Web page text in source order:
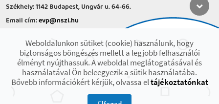
Székhely: 1142 Budapest, Ungvár u. 64-66.
Email cím:evp@nszi.hu
hétfő-csütörtök: 8:00-16:00
péntek: 8:00-14.00
2021 © Minden jog fenntartva! Készült az EFOP-1.9.3-VEKOP-17 projekt
keretében.
Weboldalunkon sütiket (cookie) használunk, hogy
biztonságos böngészés mellett a legjobb felhasználói
élményt nyújthassuk. A weboldal meglátogatásával és
használatával Ön beleegyezik a sütik használatába.
Bővebb információkért kérjük, olvassa eltájékoztatónkat